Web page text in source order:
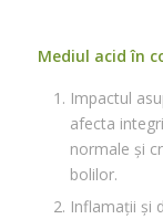
Mediul acid în
Impactul
afecta
normale și
bolilor.
Inflamații și